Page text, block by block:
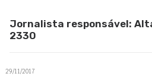
Jornalista responsável:
2330
29/11/2017